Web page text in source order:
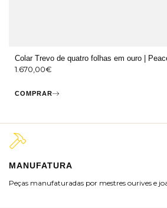
Colar Trevo de quatro folhas em ouro |
1.670,00€
COMPRAR
MANUFATURA
Peças manufaturadas por mestres ourives e